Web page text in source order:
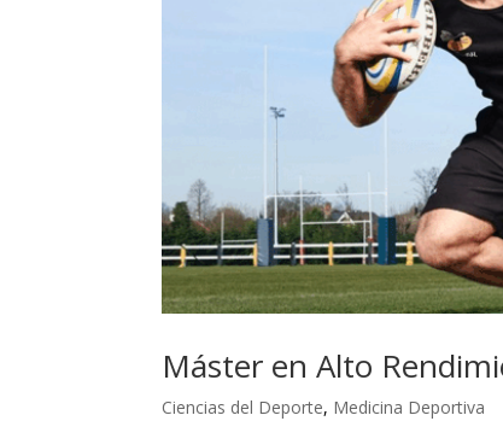
Máster en Alto
Ciencias del Deporte, Medicina Deportiva